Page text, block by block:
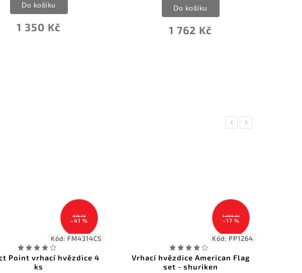
1 762 Kč
Do košíku
1 135 Kč
Do košíku
Previous
1 090 Kč
–17 %
Kód:PP1264
Vrhací hvězdice American Flag
set - shuriken
249 Kč
–12 %
Kód:
Vrhací hvězdice Rainbow
Next